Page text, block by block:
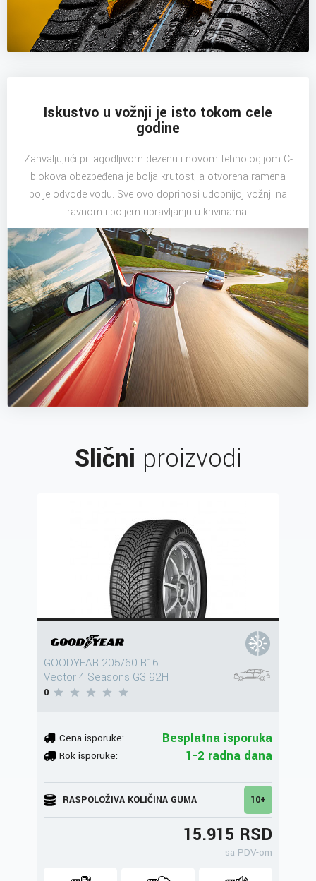
Iskustvo u vožnji je isto tokom cele
godine
Zahvaljujući prilagodljivom dezenu i novom tehnologijom C-
blokova obezbeđena je bolja krutost, a otvorena ramena
bolje odvode vodu. Sve ovo doprinosi udobnijoj vožnji na
ravnom i boljem upravljanju u krivinama.
Slični proizvodi
GOODYEAR 205/60 R16
Vector 4 Seasons G3 92H
0
Cena isporuke: Besplatna isporuka
Rok isporuke: 1-2 radna dana
RASPOLOŽIVA KOLIČINA GUMA 10+
15.915 RSD
sa PDV-om